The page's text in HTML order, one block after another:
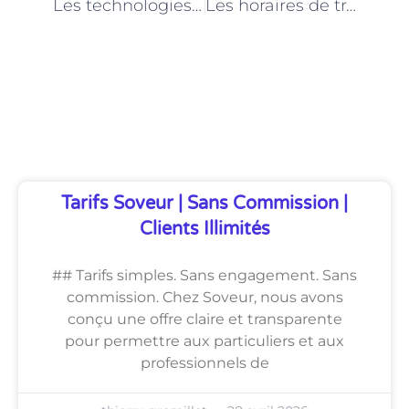
Les technologies émergentes et leur impact sur le métier de technicien en santé animale à Paris Les horaires de travail et l’équilibre vie professionnelle-vie personnelle pour les techniciens en santé animale à Paris
Tarifs Soveur | Sans Commission |
Clients Illimités
## Tarifs simples. Sans engagement. Sans
commission. Chez Soveur, nous avons
conçu une offre claire et transparente
pour permettre aux particuliers et aux
professionnels de